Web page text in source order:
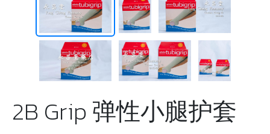
2B Grip 弹性小腿护套